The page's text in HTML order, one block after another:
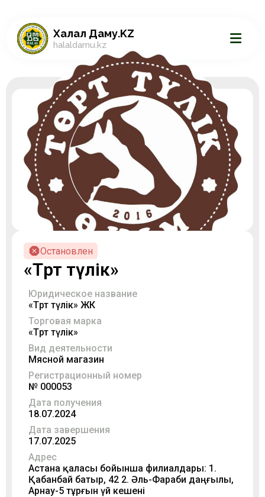
Халал Даму.KZ
halaldamu.kz
Остановлен
«Төрт түлік»
Юридическое название
«Төрт түлік» ЖК
Торговая марка
«Төрт түлік»
Вид деятельности
Мясной магазин
Регистрационный номер
№ 000053
Дата получения
18.07.2024
Дата завершения
17.07.2025
Адрес
Астана қаласы бойынша филиалдары: 1.
Қабанбай батыр, 42 2. Әль-Фараби даңғылы,
Арнау-5 тұрғын үй кешені